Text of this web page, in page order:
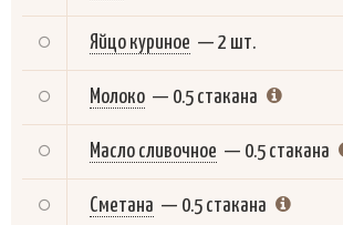
Яйцо куриное — 2 шт.
Молоко — 0.5 стакана
Масло сливочное — 0.5 стакана
Сметана — 0.5 стакана